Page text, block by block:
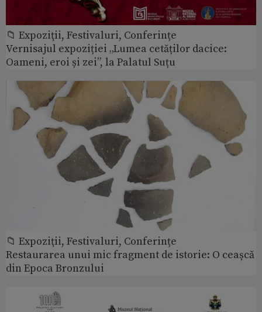
📁 Expoziţii, Festivaluri, Conferințe
Vernisajul expoziției „Lumea cetăților dacice:
Oameni, eroi și zei”, la Palatul Suțu
📁 Expoziţii, Festivaluri, Conferințe
Restaurarea unui mic fragment de istorie: O ceașcă
din Epoca Bronzului